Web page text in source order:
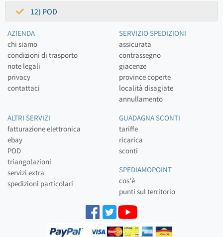
12) POD
AZIENDA
chi siamo
condizioni di trasporto
note legali
privacy
contattaci
SERVIZIO SPEDIZIONI
assicurata
contrassegno
giacenze
province coperte
località disagiate
annullamento
ALTRI SERVIZI
fatturazione elettronica
ebay
POD
triangolazioni
servizi extra
spedizioni particolari
GUADAGNA SCONTI
tariffe
ricarica
sconti
SPEDIAMOPOINT
cos'è
punti sul territorio